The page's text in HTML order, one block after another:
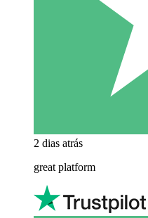
2 dias atrás
great platform